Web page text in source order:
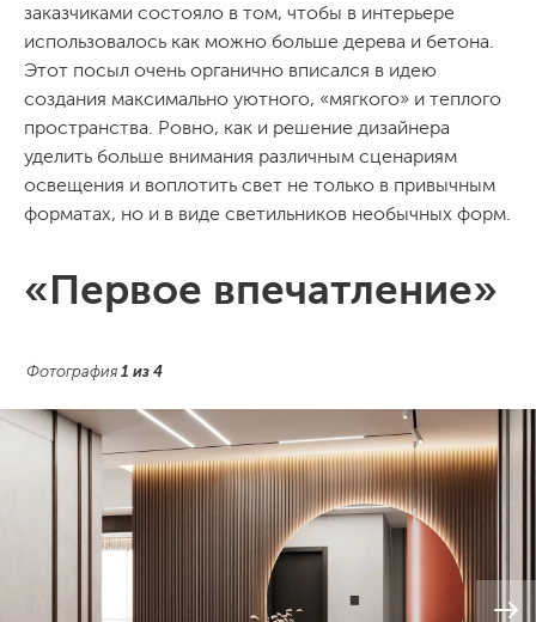
заказчиками состояло в том, чтобы в интерьере
использовалось как можно больше дерева и бетона.
Этот посыл очень органично вписался в идею
создания максимально уютного, «мягкого» и теплого
пространства. Ровно, как и решение дизайнера
уделить больше внимания различным сценариям
освещения и воплотить свет не только в привычным
форматах, но и в виде светильников необычных форм.
«Первое впечатление»
Фотография 1 из 4